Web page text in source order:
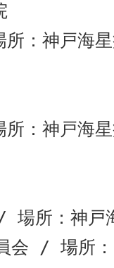
：神戸海
：神戸海
場所：神戸
会 / 場所：